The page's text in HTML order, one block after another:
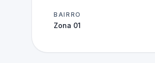
BAIRRO
Zona 01